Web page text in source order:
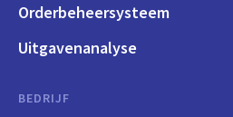
Orderbeheersysteem
Uitgavenanalyse
BEDRIJF